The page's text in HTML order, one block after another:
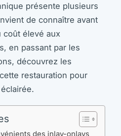
présente plusieurs
de connaître avant
coût élevé aux
en passant par les
découvrez les
restauration pour
des inlay-onlays